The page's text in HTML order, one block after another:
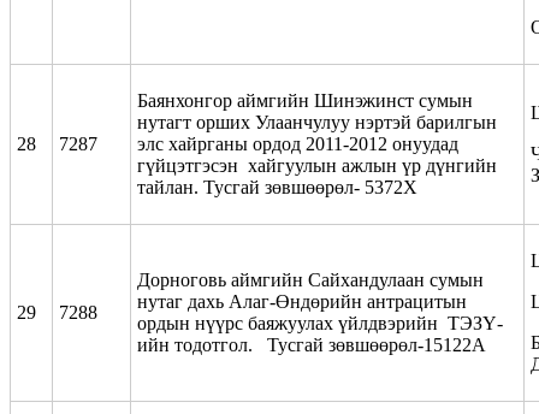
28 7287
Баянхонгор аймгийн Шинэжинст сумын
нутагт орших Улаанчулуу нэртэй барилгын
элс хайрганы ордод 2011-2012 онуудад
гүйцэтгэсэн хайгуулын ажлын үр дүнгийн
тайлан. Тусгай зөвшөөрөл- 5372Х
29 7288
Дорноговь аймгийн Сайхандулаан сумын
нутаг дахь Алаг-Өндөрийн антрацитын
ордын нүүрс баяжуулах үйлдвэрийн ТЭЗҮ-
ийн тодотгол. Тусгай зөвшөөрөл-15122А